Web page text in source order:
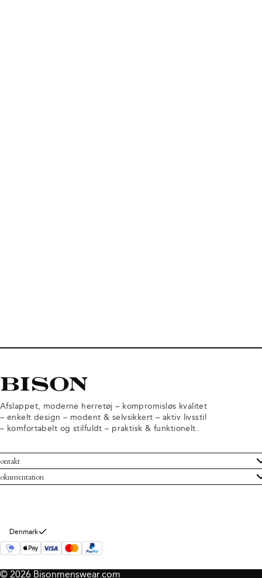
Afslappet, moderne herretøj – kompromisløs kvalitet
– enkelt design – modent & selvsikkert – aktiv livsstil
– komfortabelt og stilfuldt – praktisk & funktionelt.
Bisoninformation
Denmark
© 2026 Bisonmenswear.com